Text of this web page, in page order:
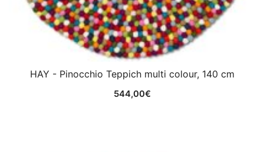
HAY - Pinocchio Teppich multi colour, 140 cm
544,00€